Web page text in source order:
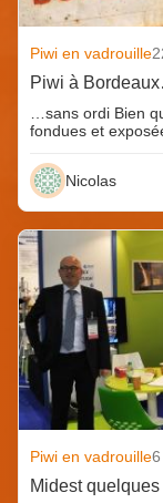
Piwi en vadrouille
Piwi à
…sans ordi Bien
fondues et
Nicolas
Piwi en vadrouille
Midest